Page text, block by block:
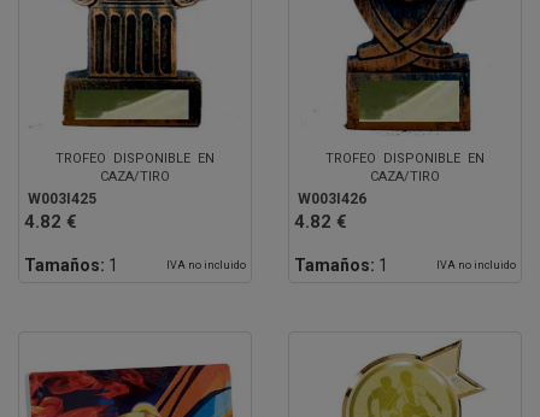
TROFEO DISPONIBLE EN
CAZA/TIRO
W003I425
4.82 €
Tamaños: 1 IVA no incluido
TROFEO DISPONIBLE EN
CAZA/TIRO
W003I426
4.82 €
Tamaños: 1 IVA no incluido